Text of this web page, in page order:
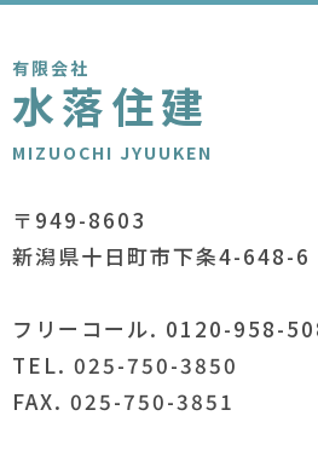
有限会社
水落住建
MIZUOCHI JYUUKEN
〒949-8603
新潟県十日町市下条4-648-6
フリーコール. 0120-958-
TEL. 025-750-3850
FAX. 025-750-3851